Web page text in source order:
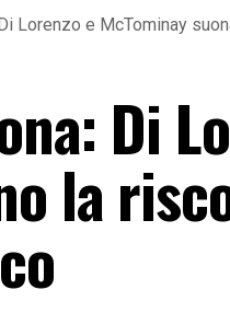
Lorenzo e McTominay
Di
la